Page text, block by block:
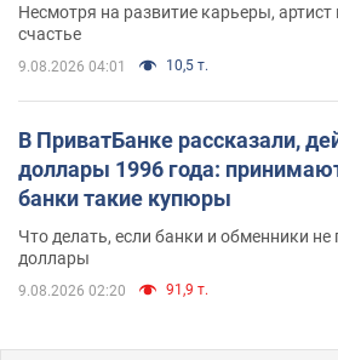
Несмотря на развитие карьеры,
счастье
9.08.2026 04:01 10,5 т.
В ПриватБанке рассказали,
доллары 1996 года:
банки такие купюры
Что делать, если банки и обменники
доллары
9.08.2026 02:20 91,9 т.